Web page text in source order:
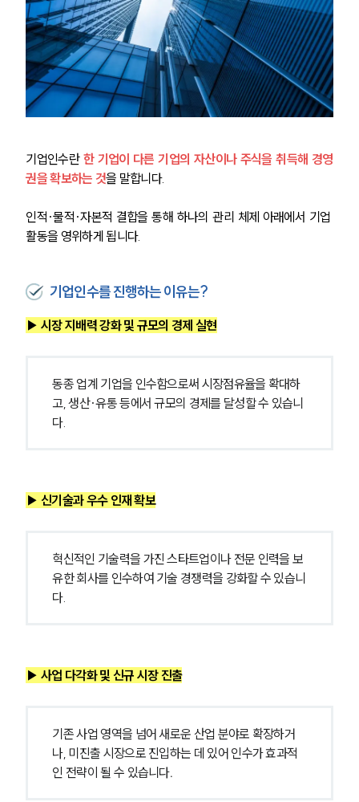
기업인수란 한 기업이 다른 기업의 자산이나 주식을 취득해 경영
권을 확보하는 것을 말합니다.
인적·물적·자본적 결합을 통해 하나의 관리 체제 아래에서 기업
활동을 영위하게 됩니다.
기업인수를 진행하는 이유는?
▶ 시장 지배력 강화 및 규모의 경제 실현
동종 업계 기업을 인수함으로써 시장점유율을 확대하
고, 생산·유통 등에서 규모의 경제를 달성할 수 있습니
다.
▶ 신기술과 우수 인재 확보
혁신적인 기술력을 가진 스타트업이나 전문 인력을 보
유한 회사를 인수하여 기술 경쟁력을 강화할 수 있습니
다.
▶ 사업 다각화 및 신규 시장 진출
기존 사업 영역을 넘어 새로운 산업 분야로 확장하거
나, 미진출 시장으로 진입하는 데 있어 인수가 효과적
인 전략이 될 수 있습니다.